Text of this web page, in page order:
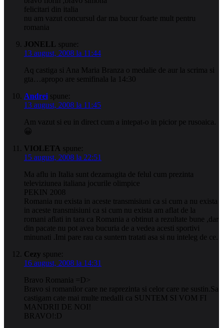
felicitari din italia
nu am vazut concursul dar ma bucur foarte mult pentru
romania
JONELL spune:
13 august, 2008 la 11:44
Aq castiga si Ana Maria Branza o medalie de aur la scrima si
gta…apropo are semifinala la 14:30
Andrei spune:
13 august, 2008 la 11:45
Am vazut si eu in direct cum a intepat-o in picior pe rusoaica.
😀
VIOLETA spune:
15 august, 2008 la 22:51
Ma aflu in Italia sunt dezamagita de felul cum prezinta
televiziunea italiana jocurile olimpice
PEKIN 2008
Romania nu exista in aceste transmisiuni ca si cum a nu exista
in aceste transmisiuni ca si cum nu exista am aflat de la
romani aflati in tara ca Romania a obtinut a rezultate bune ,dar
din pacate nu pot avea bucuria de a vedea acesti sportivi
minunati .Imi pare rau ca suntem tratati asa si nu inteleg de ce.
Cezy spune:
16 august, 2008 la 14:31
Bravo Romania =D>
Bravo si romanilor care ne raprezinta si celor care ne sustin.Sa
castigam cate mai multe medalli ca SUNTEM SI VOM FI
MANDRII DE NOI!
BRAVO!:D